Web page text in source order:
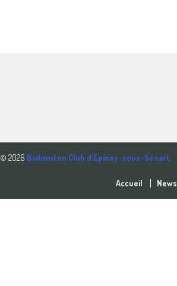
© 2026 Badminton Club d'Epinay-sous-Sénart
Accueil News